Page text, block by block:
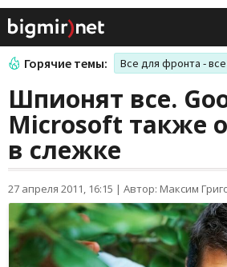
Горячие темы: Все для фронта -
Шпионят все.
Microsoft также
в слежке
27 апреля 2011, 16:15 | Автор: Максим